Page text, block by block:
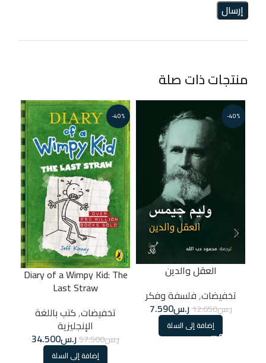
منتجات ذات صلة
-40%
العقل والدين
تخفيضات,فلسفة وفكر
ر.س12.650ر.س7.590
إضافة إلى السلة
-40%
Diary of a Wimpy Kid: The
Last Straw
تخفيضات,كتب باللغة
الإنجليزية
ر.س57.500ر.س34.500
إضافة إلى السلة